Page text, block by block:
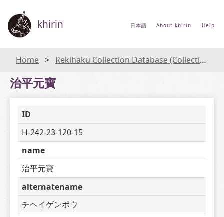
khirin 日本語 About khirin Help
Home Rekihaku Collection Database (Collections Database of the National Museum of Japanese History)
治平元寶
ID
H-242-23-120-15
name
治平元寶
alternatename
チヘイゲンポウ